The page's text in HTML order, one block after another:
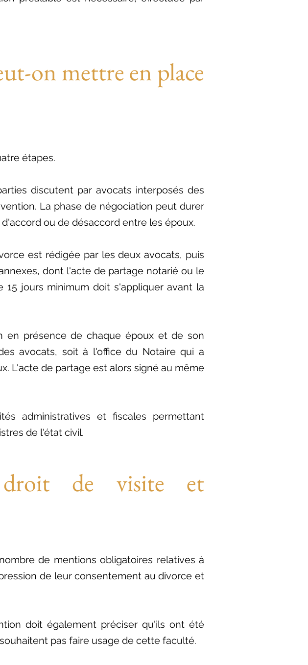
on mettre en place
étapes.
discutent par avocats interposés des
La phase de négociation peut durer
ou de désaccord entre les époux.
est rédigée par les deux avocats, puis
dont l'acte de partage notarié ou le
15 jours minimum doit s'appliquer avant la
en présence de chaque époux et de son
avocats, soit à l'office du Notaire qui a
L'acte de partage est alors signé au même
administratives et fiscales permettant
de l'état civil.
droit de visite et
de mentions obligatoires relatives à
de leur consentement au divorce et
doit également préciser qu'ils ont été
pas faire usage de cette faculté.